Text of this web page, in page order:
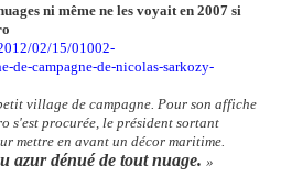
ni même ne les voyait en 2007 si
02/15/01002-
de-campagne-de-nicolas-sarkozy-
village de campagne. Pour son affiche
s'est procurée, le président sortant
mettre en avant un décor maritime.
azur dénué de tout nuage. »